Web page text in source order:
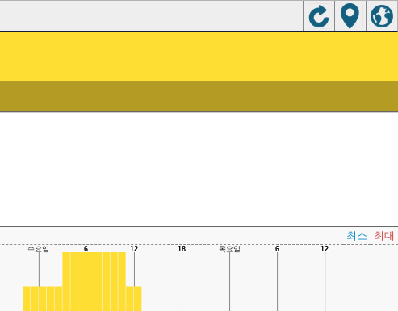
최소 최대